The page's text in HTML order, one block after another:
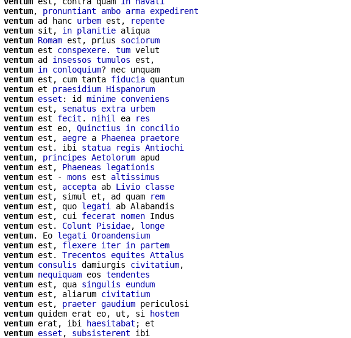
ventum, pronuntiant ambo arma expedirent
ventum ad hanc urbem est,
repente
ventum sit, in planitie aliqua
ventum Romam est, prius sociorum
ventum est conspexere. tum velut
ventum ad insessos tumulos est,
ventum in conloquium? nec unquam
ventum est, cum tanta fiducia quantum
ventum et praesidium Hispanorum
ventum esset : id minime conveniens
ventum est, senatus extra urbem
ventum est fecit . nihil ea
res
ventum est eo, Quinctius in concilio
ventum est, aegre a Phaenea praetore
ventum est. ibi statua regis Antiochi
ventum, principes Aetolorum apud
ventum est, Phaeneas
legationis
ventum est - mons est altissimus
ventum est, accepta ab Livio classe
ventum est, simul et, ad quam
rem
ventum est, quo legati
ab Alabandis
ventum est, cui fecerat nomen Indus
ventum est. Colunt Pisidae, longe
ventum. Eo legati
Oroandensium
ventum est, flexere iter in partem
ventum est. Trecentos equites Attalus
ventum consulis damiurgis civitatium,
ventum nequiquam eos tendentes
ventum est, qua singulis
eundum
ventum est, aliarum civitatium
ventum est, praeter gaudium periculosi
ventum quidem erat eo, ut, si hostem
ventum erat, ibi haesitabat ; et
ventum esset , subsisterent ibi